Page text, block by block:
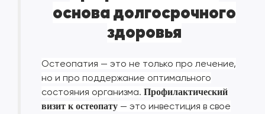
основа долгосрочного
здоровья
Остеопатия — это не только про лечение,
но и про поддержание оптимального
состояния организма. Профилактический
визит к остеопату — это инвестиция в свое